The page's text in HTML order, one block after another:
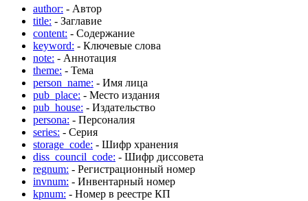
author: - Автор
title: - Заглавие
content: - Содержание
keyword: - Ключевые слова
note: - Аннотация
theme: - Тема
person_name: - Имя лица
pub_place: - Место издания
pub_house: - Издательство
persona: - Персоналия
series: - Серия
storage_code: - Шифр хранения
diss_council_code: - Шифр диссовета
regnum: - Регистрационный номер
invnum: - Инвентарный номер
kpnum: - Номер в реестре КП